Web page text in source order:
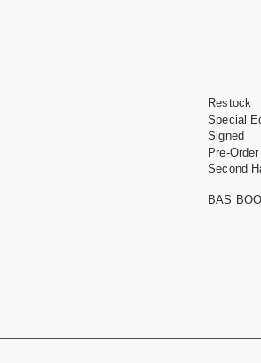
Restock
Special
Signed
Pre-Order
Second
BAS